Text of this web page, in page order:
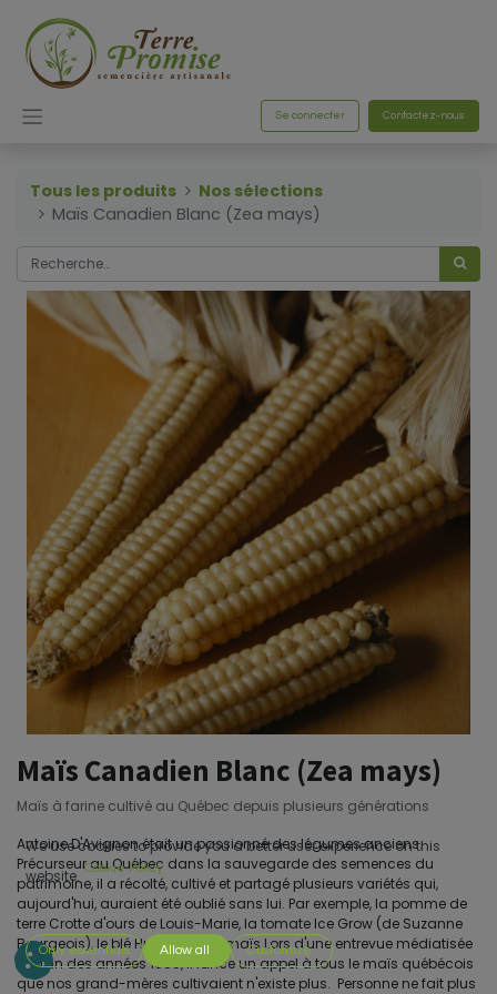
Se connecter Contactez-nous
Tous les produits
Nos sélections
Maïs Canadien Blanc (Zea mays)
Maïs Canadien Blanc (Zea mays)
Maïs à farine cultivé au Québec depuis plusieurs générations
Antoine D'Avignon était un passionné des légumes anciens.
Précurseur au Québec dans la sauvegarde des semences du
patrimoine, il a récolté, cultivé et partagé plusieurs variétés qui,
aujourd'hui, auraient été oublié sans lui. Par exemple, la pomme de
terre Crotte d'ours de Louis-Marie, la tomate Ice Grow (de Suzanne
Bourgeois), le blé Huron, et... ce maïs.Lors d'une entrevue médiatisée
à la fin des années 1990, il lance un appel à tous le maïs québécois
que nos grand-mères cultivaient n'existe plus. Personne ne fait plus
We use cookies to provide you a better user experience on this
website. Cookie Policy
Only essentials Allow all Customize